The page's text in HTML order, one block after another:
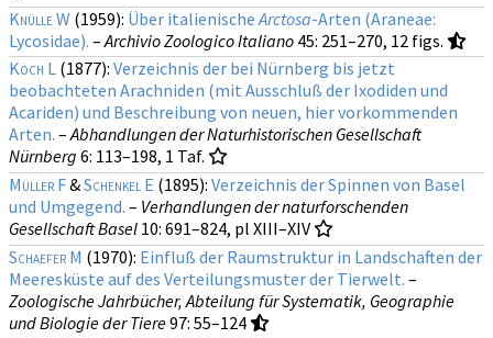
Knülle W (1959): Über italienische Arctosa-Arten (Araneae:
Lycosidae). –Archivio Zoologico Italiano 45: 251–270, 12 figs.
Koch L (1877): Verzeichnis der bei Nürnberg bis jetzt
beobachteten Arachniden (mit Ausschluß der Ixodiden und
Acariden) und Beschreibung von neuen, hier vorkommenden
Arten. –Abhandlungen der Naturhistorischen Gesellschaft
Nürnberg 6: 113–198, 1 Taf.
Müller F&Schenkel E (1895): Verzeichnis der Spinnen von Basel
und Umgegend. – Verhandlungen der naturforschenden
Gesellschaft Basel 10: 691–824, pl XIII–XIV
Schaefer M (1970): Einfluß der Raumstruktur in Landschaften der
Meeresküste auf des Verteilungsmuster der Tierwelt. –
Zoologische Jahrbücher, Abteilung für Systematik, Geographie
und Biologie der Tiere97: 55–124